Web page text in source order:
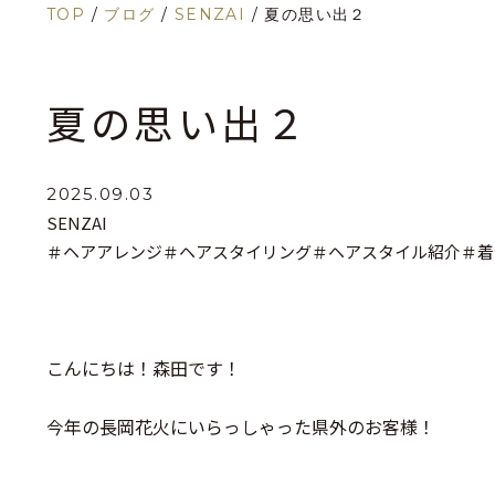
TOP / ブログ / SENZAI / 夏の思い出２
夏の思い出２
2025.09.03
SENZAI
＃ヘアアレンジ＃ヘアスタイリング＃ヘアスタイル紹介＃
こんにちは！森田です！
今年の長岡花火にいらっしゃった県外のお客様！